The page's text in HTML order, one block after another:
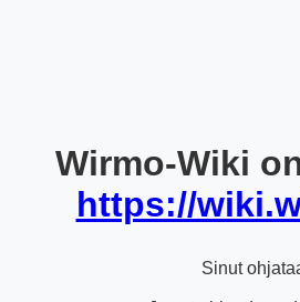
Wirmo-Wiki
https://
Sinut